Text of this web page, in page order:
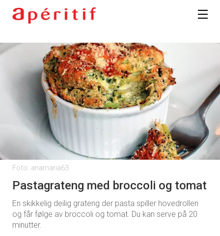
Foto: anamaria63
Pastagrateng med broccoli og tomat
En skikkelig deilig grateng der pasta spiller hovedrollen
og får følge av broccoli og tomat. Du kan serve på 20
minutter.